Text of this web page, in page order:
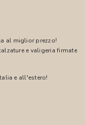
al miglior prezzo!
e valigeria firmate
e all'estero!